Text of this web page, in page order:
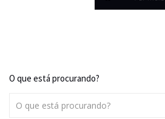
O que está procurando?